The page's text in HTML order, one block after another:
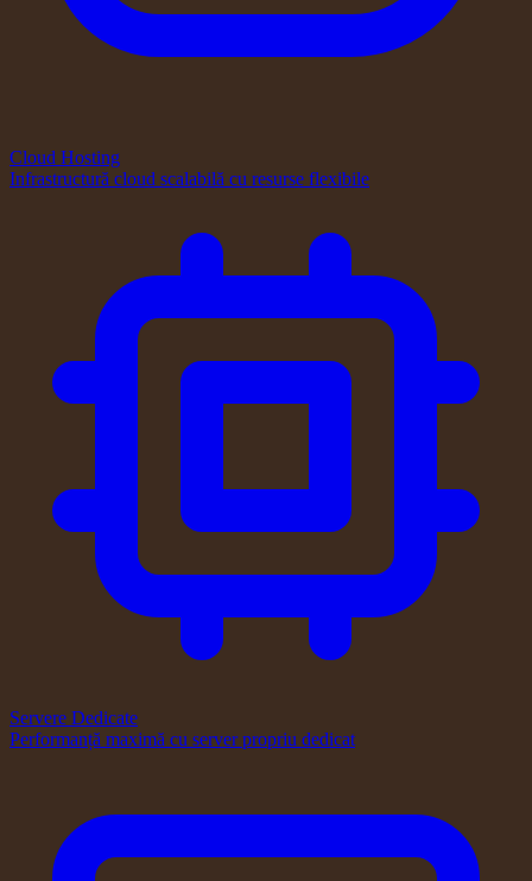
Cloud Hosting
Infrastructură cloud scalabilă cu resurse flexibile
Servere Dedicate
Performanță maximă cu server propriu dedicat